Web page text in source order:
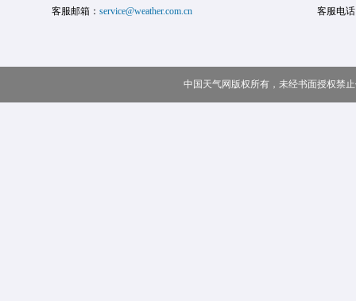
客服邮箱： service@weather.com.cn 客服电
中国天气网版权所有，未经书面授权